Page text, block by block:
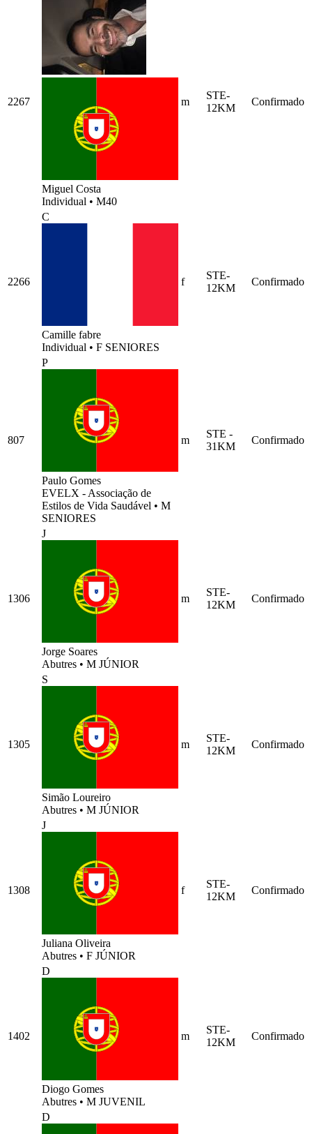
2267
Miguel Costa
Individual • M40
m
STE-
12KM
Confirmado
2266
C
Camille fabre
Individual • F SENIORES
f
STE-
12KM
Confirmado
807
P
Paulo Gomes
EVELX - Associação de
Estilos de Vida Saudável • M
SENIORES
m
STE -
31KM
Confirmado
1306
J
Jorge Soares
Abutres • M JÚNIOR
m
STE-
12KM
Confirmado
1305
S
Simão Loureiro
Abutres • M JÚNIOR
m
STE-
12KM
Confirmado
1308
J
Juliana Oliveira
Abutres • F JÚNIOR
f
STE-
12KM
Confirmado
1402
D
Diogo Gomes
Abutres • M JUVENIL
m
STE-
12KM
Confirmado
D